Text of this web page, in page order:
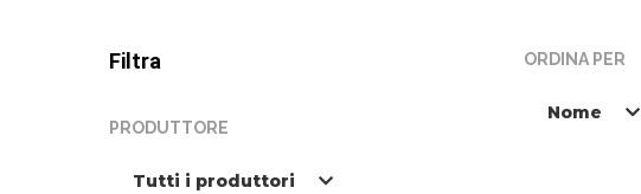
ORDINA PER
Nome
Filtra
PRODUTTORE
Tutti i produttori